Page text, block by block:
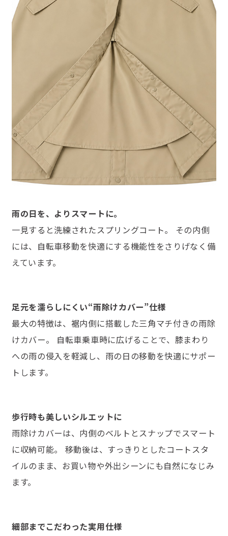
雨の日を、よりスマートに。
一見すると洗練されたスプリングコート。 その内側
には、自転車移動を快適にする機能性をさりげなく備
えています。
足元を濡らしにくい“雨除けカバー”仕様
最大の特徴は、裾内側に搭載した三角マチ付きの雨除
けカバー。 自転車乗車時に広げることで、膝まわり
への雨の侵入を軽減し、雨の日の移動を快適にサポー
トします。
歩行時も美しいシルエットに
雨除けカバーは、内側のベルトとスナップでスマート
に収納可能。 移動後は、すっきりとしたコートスタ
イルのまま、お買い物や外出シーンにも自然になじみ
ます。
細部までこだわった実用仕様